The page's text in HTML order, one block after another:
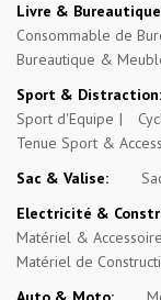
Livre &
Consommable de
Bureautique &
Sport & Distraction:
Sport d'Equipe
Tenue Sport &
Sac & Valise:
Electricité &
Matériel &
Matériel de